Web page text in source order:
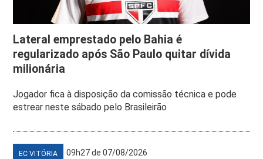
Lateral emprestado pelo Bahia é
regularizado após São Paulo quitar dívida
milionária
Jogador fica à disposição da comissão técnica e pode
estrear neste sábado pelo Brasileirão
EC VITÓRIA 09h27 de 07/08/2026